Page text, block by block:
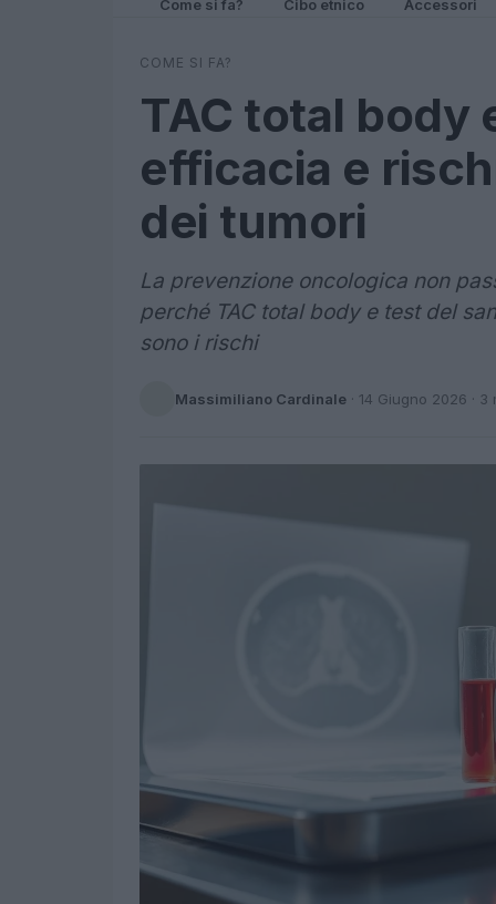
Come si fa? Cibo etnico Accessori
COME SI FA?
TAC total body
efficacia e
dei tumori
La prevenzione oncologica non
perché TAC total body e test del
sono i rischi
Massimiliano Cardinale · 14 Giugno 2026 · 3